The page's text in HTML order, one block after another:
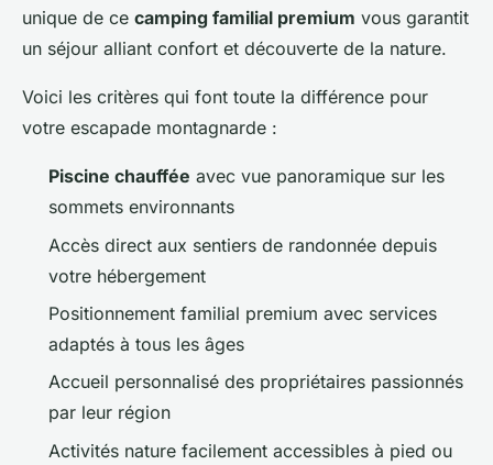
unique de ce camping familial premium vous garantit
un séjour alliant confort et découverte de la nature.
Voici les critères qui font toute la différence pour
votre escapade montagnarde :
Piscine chauffée avec vue panoramique sur les
sommets environnants
Accès direct aux sentiers de randonnée depuis
votre hébergement
Positionnement familial premium avec services
adaptés à tous les âges
Accueil personnalisé des propriétaires passionnés
par leur région
Activités nature facilement accessibles à pied ou